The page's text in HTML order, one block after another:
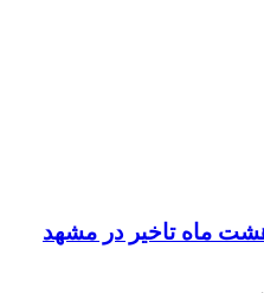
هشت ماه تاخیر در مشهد